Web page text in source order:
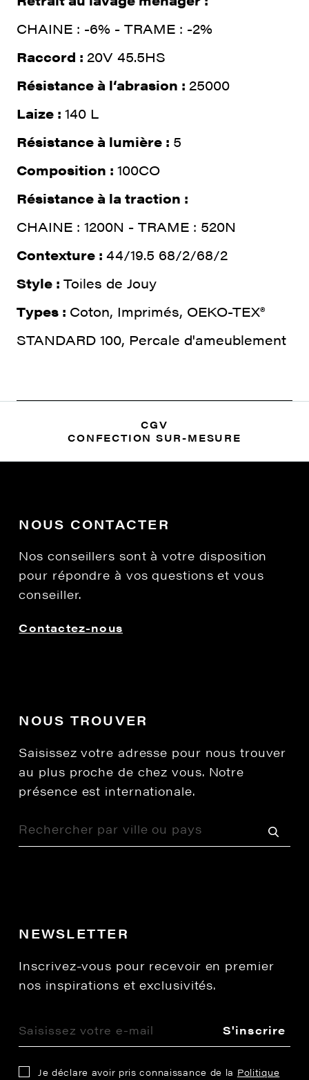
CHAINE : -6% - TRAME : -2%
Raccord : 20V 45.5HS
Résistance à l‘abrasion : 25000
Laize : 140 L
Résistance à lumière : 5
Composition : 100CO
Résistance à la traction :
CHAINE : 1200N - TRAME : 520N
Contexture : 44/19.5 68/2/68/2
Style : Toiles de Jouy
Types : Coton, Imprimés, OEKO-TEX®
STANDARD 100, Percale d'ameublement
CGV
CONFECTION SUR-MESURE
NOUS CONTACTER
Nos conseillers sont à votre disposition
pour répondre à vos questions et vous
conseiller.
Contactez-nous
NOUS TROUVER
Saisissez votre adresse pour nous trouver
au plus proche de chez vous. Notre
présence est internationale.
NEWSLETTER
Inscrivez-vous pour recevoir en premier
nos inspirations et exclusivités.
S'inscrire
Je déclare avoir pris connaissance de la Politique